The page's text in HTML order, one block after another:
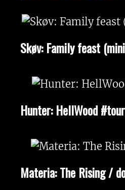
Skøv: Family feast
Hunter: HellWood
Materia: The Rising /